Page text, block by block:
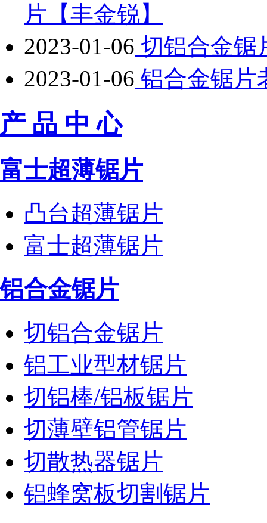
片【丰金锐】
2023-01-06 切铝合金锯
2023-01-06 铝合金锯片
产 品 中 心
富士超薄锯片
凸台超薄锯片
富士超薄锯片
铝合金锯片
切铝合金锯片
铝工业型材锯片
切铝棒/铝板锯片
切薄壁铝管锯片
切散热器锯片
铝蜂窝板切割锯片